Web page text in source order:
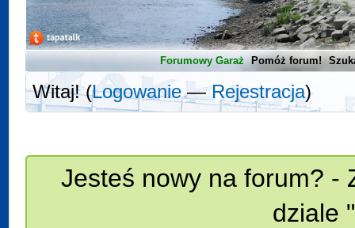
Forumowy Garaż Pomóż forum!
Witaj! (Logowanie—Rejestracja)
Jesteś nowy na forum? -
dziale